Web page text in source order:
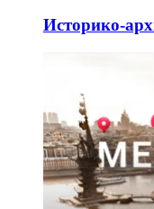
Историко-